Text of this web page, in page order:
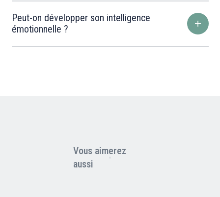
Peut-on développer son intelligence
émotionnelle ?
Vous aimerez
aussi